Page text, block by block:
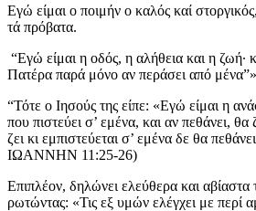
Εγώ είμαι ο ποιμήν ο καλός καί
τά πρόβατα.
“Εγώ είμαι η οδός, η αλήθεια και η ζωή·
Πατέρα παρά μόνο αν περάσει από
“Τότε ο Ιησούς της είπε: «Εγώ είμαι η
που πιστεύει σ’ εμένα, και αν πεθάνει, θα
ζει κι εμπιστεύεται σ’ εμένα δε θα
ΙΩΑΝΝΗΝ 11:25-26)
Επιπλέον, δηλώνει ελεύθερα και αβίαστα
ρωτώντας: «Τις εξ υμών ελέγχει με περί